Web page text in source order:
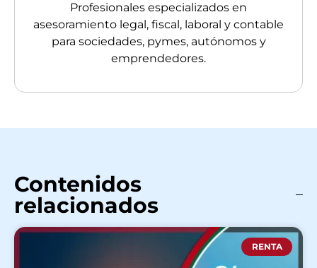
Profesionales especializados en
asesoramiento legal, fiscal, laboral y contable
para sociedades, pymes, autónomos y
emprendedores.
Contenidos
relacionados
RENTA